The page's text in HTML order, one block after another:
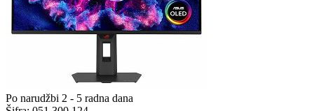
Po narudžbi 2 - 5 radna dana